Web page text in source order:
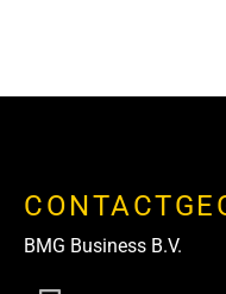
BMG Business B.V.